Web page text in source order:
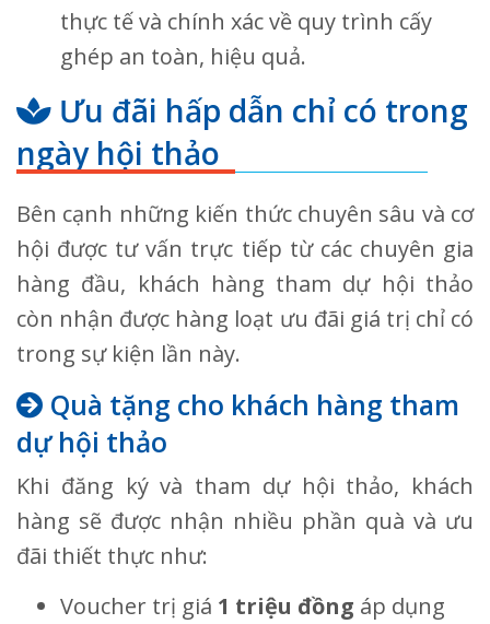
thực tế và chính xác về quy trình cấy
ghép an toàn, hiệu quả.
Ưu đãi hấp dẫn chỉ có trong
ngày hội thảo
Bên cạnh những kiến thức chuyên sâu và cơ
hội được tư vấn trực tiếp từ các chuyên gia
hàng đầu, khách hàng tham dự hội thảo
còn nhận được hàng loạt ưu đãi giá trị chỉ có
trong sự kiện lần này.
Quà tặng cho khách hàng tham
dự hội thảo
Khi đăng ký và tham dự hội thảo, khách
hàng sẽ được nhận nhiều phần quà và ưu
đãi thiết thực như:
Voucher trị giá 1 triệu đồng áp dụng